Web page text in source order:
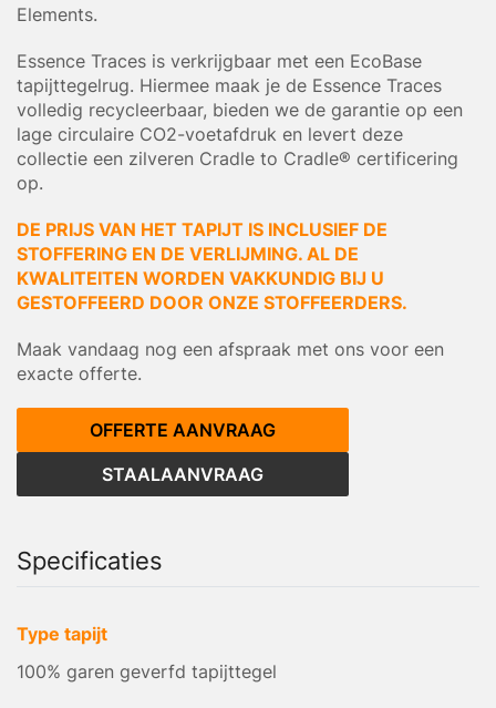
Elements.
Essence Traces is verkrijgbaar met een EcoBase
tapijttegelrug. Hiermee maak je de Essence Traces
volledig recycleerbaar, bieden we de garantie op een
lage circulaire CO2-voetafdruk en levert deze
collectie een zilveren Cradle to Cradle® certificering
op.
DE PRIJS VAN HET TAPIJT IS INCLUSIEF DE
STOFFERING EN DE VERLIJMING. AL DE
KWALITEITEN WORDEN VAKKUNDIG BIJ U
GESTOFFEERD DOOR ONZE STOFFEERDERS.
Maak vandaag nog een afspraak met ons voor een
exacte offerte.
OFFERTE AANVRAAG
STAALAANVRAAG
Specificaties
Type tapijt
100% garen geverfd tapijttegel